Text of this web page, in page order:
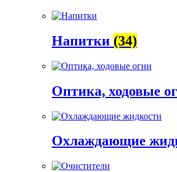
Напитки (34)
Оптика, ходовые
Охлаждающие